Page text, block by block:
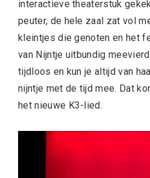
interactieve theaterstuk
peuter, de hele zaal zat vol
kleintjes die genoten en het
van Nijntje uitbundig
tijdloos en kun je altijd van
nijntje met de tijd mee. Dat
het nieuwe K3-lied.